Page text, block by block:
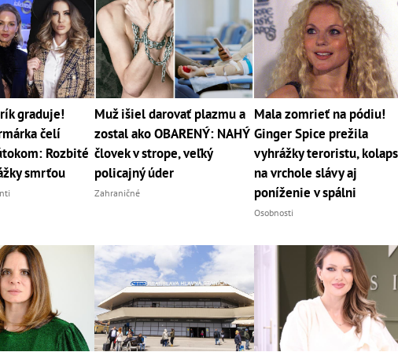
graduje!
čelí
Rozbité
smrťou
Muž išiel darovať plazmu a
zostal ako OBARENÝ: NAHÝ
človek v strope, veľký
policajný úder
Zahraničné
Mala zomrieť na pódiu!
Ginger Spice prežila
vyhrážky teroristu, kolaps
na vrchole slávy aj
poníženie v spálni
Osobnosti